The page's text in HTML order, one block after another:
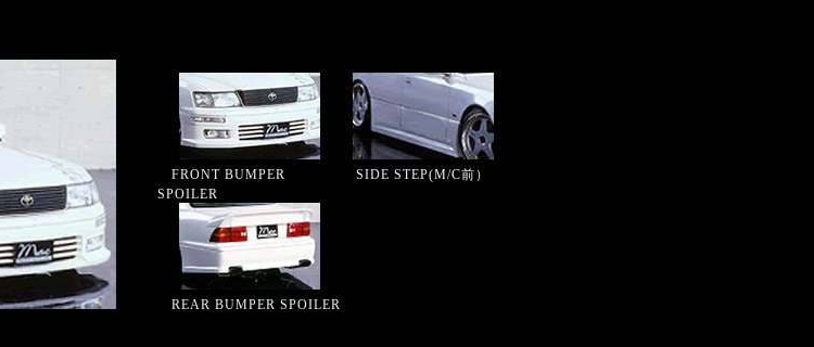
FRONT BUMPER
SPOILER
SIDE STEP(M/C前）
REAR BUMPER SPOILER